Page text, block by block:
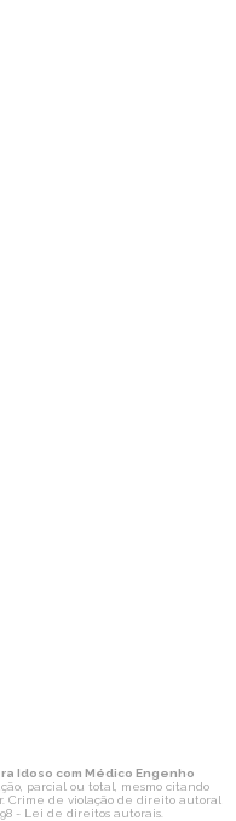
Idoso com Médico Engenho
parcial ou total, mesmo citando
Crime de violação de direito autoral
- Lei de direitos autorais.